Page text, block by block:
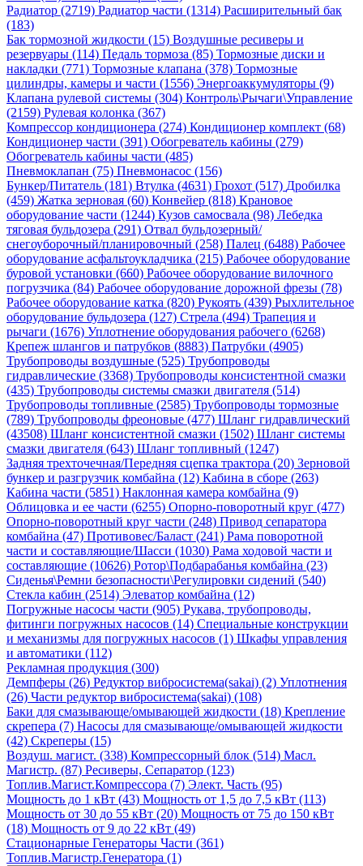
Радиатор (2719) Радиатор части (1314) Расширительный бак
(183)
Бак тормозной жидкости (15) Воздушные ресиверы и
резервуары (114) Педаль тормоза (85) Тормозные диски и
накладки (771) Тормозные клапана (378) Тормозные
цилиндры, камеры и части (1556) Энергоаккумуляторы (9)
Клапана рулевой системы (304) Контроль\Рычаги\Управление
(2159) Рулевая колонка (367)
Компрессор кондиционера (274) Кондиционер комплект (68)
Кондиционер части (391) Обогреватель кабины (279)
Обогреватель кабины части (485)
Пневмоклапан (75) Пневмонасос (156)
Бункер/Питатель (181) Втулка (4631) Грохот (517) Дробилка
(459) Жатка зерновая (60) Конвейер (818) Крановое
оборудование части (1244) Кузов самосвала (98) Лебедка
тяговая бульдозера (291) Отвал бульдозерный/
снегоуборочный/планировочный (258) Палец (6488) Рабочее
оборудование асфальтоукладчика (215) Рабочее оборудование
буровой установки (660) Рабочее оборудование вилочного
погрузчика (84) Рабочее оборудование дорожной фрезы (78)
Рабочее оборудование катка (820) Рукоять (439) Рыхлительное
оборудование бульдозера (127) Стрела (494) Трапеция и
рычаги (1676) Уплотнение оборудования рабочего (6268)
Крепеж шлангов и патрубков (8883) Патрубки (4905)
Трубопроводы воздушные (525) Трубопроводы
гидравлические (3368) Трубопроводы консистентной смазки
(435) Трубопроводы системы смазки двигателя (514)
Трубопроводы топливные (2585) Трубопроводы тормозные
(789) Трубопроводы фреоновые (477) Шланг гидравлический
(43508) Шланг консистентной смазки (1502) Шланг системы
смазки двигателя (643) Шланг топливный (1247)
Задняя трехточечная/Передняя сцепка трактора (20) Зерновой
бункер и разгрузчик комбайна (12) Кабина в сборе (263)
Кабина части (5851) Наклонная камера комбайна (9)
Облицовка и ее части (6255) Опорно-поворотный круг (477)
Опорно-поворотный круг части (248) Привод сепаратора
комбайна (47) Противовес/Баласт (241) Рама поворотной
части и составляющие/Шасси (1030) Рама ходовой части и
составляющие (10626) Ротор\Подбарабанья комбайна (23)
Сиденья\Ремни безопасности\Регулировки сидений (540)
Стекла кабин (2514) Элеватор комбайна (12)
Погружные насосы части (905) Рукава, трубопроводы,
фитинги погружных насосов (14) Специальные конструкции
и механизмы для погружных насосов (1) Шкафы управления
и автоматики (112)
Рекламная продукция (300)
Демпферы (26) Редуктор вибросистема(sakai) (2) Уплотнения
(26) Части редуктор вибросистема(sakai) (108)
Баки для смазывающе/омывающей жидкости (18) Крепление
скрепера (7) Насосы для смазывающе/омывающей жидкости
(42) Скреперы (15)
Воздуш. магист. (338) Компрессорный блок (514) Масл.
Магистр. (87) Ресиверы, Сепаратор (123)
Топлив.Магист.Компрессора (7) Элект. Часть (95)
Мощность до 1 кВт (43) Мощность от 1,5 до 7,5 кВт (113)
Мощность от 30 до 55 кВт (20) Мощность от 75 до 150 кВт
(18) Мощность от 9 до 22 кВт (49)
Стационарные Генераторы Части (361)
Топлив.Магистр.Генератора (1)